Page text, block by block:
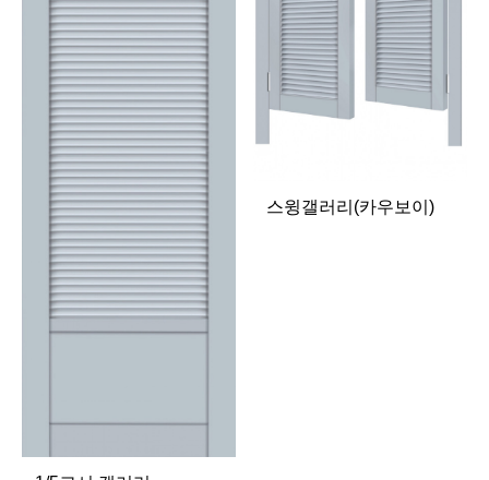
스윙갤러리(카우보이)